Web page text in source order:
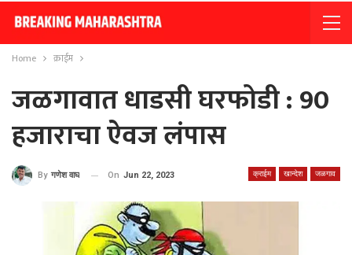
Home क्राईम
जळगावात धाडसी घरफोडी : 90
हजाराचा ऐवज लंपास
क्राईम खान्देश जळगाव
By गणेश वाघ On Jun 22, 2023